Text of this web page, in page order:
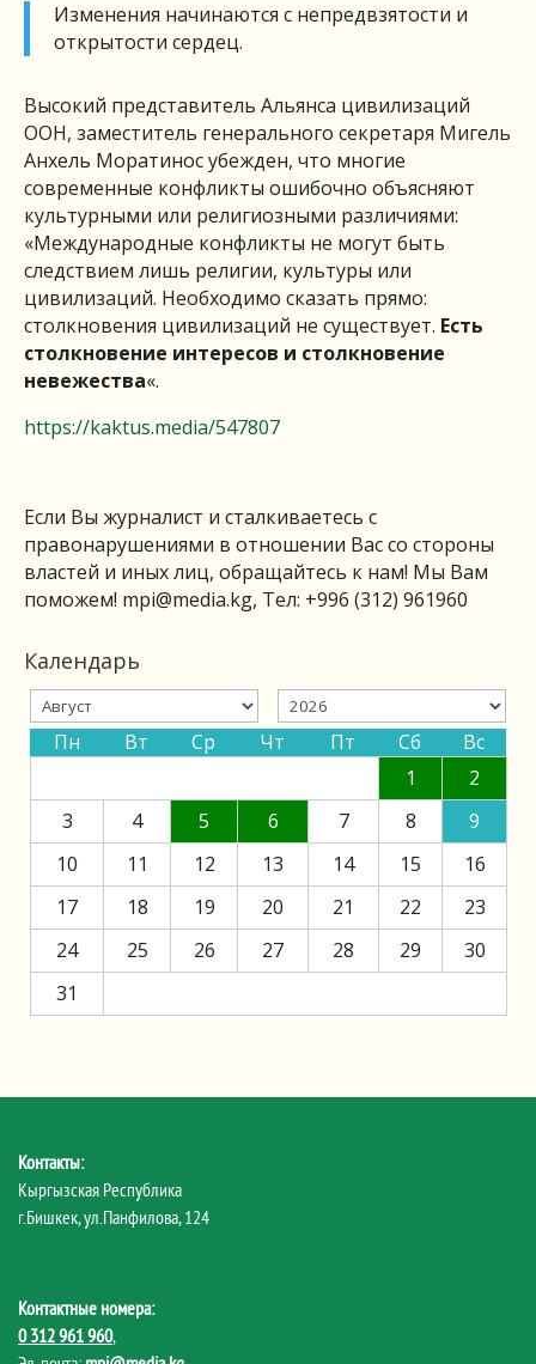
Изменения начинаются с непредвзятости и
открытости сердец.
Высокий представитель Альянса цивилизаций
ООН, заместитель генерального секретаря Мигель
Анхель Моратинос убежден, что многие
современные конфликты ошибочно объясняют
культурными или религиозными различиями:
«Международные конфликты не могут быть
следствием лишь религии, культуры или
цивилизаций. Необходимо сказать прямо:
столкновения цивилизаций не существует. Есть
столкновение интересов и столкновение
невежества«.
https://kaktus.media/547807
Если Вы журналист и сталкиваетесь с
правонарушениями в отношении Вас со стороны
властей и иных лиц, обращайтесь к нам! Мы Вам
поможем! mpi@media.kg, Тел: +996 (312) 961960
Календарь
Пн Вт Ср Чт Пт Сб
Вс
1
2
3
4 5 6 7 8
9
10
11 12 13 14 15
16
17
18 19 20 21 22
23
24
25 26 27 28 29
30
31
Контакты:
Кыргызская Республика
г.Бишкек, ул.Панфилова, 124
Контактные номера:
0 312 961 960,